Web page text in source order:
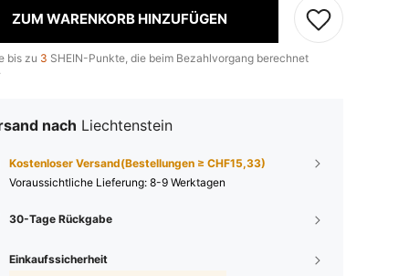
ZUM WARENKORB HINZUFÜGEN
bis zu 3 SHEIN-Punkte, die beim Bezahlvorgang berechnet
nach Liechtenstein
Kostenloser Versand(Bestellungen ≥ CHF15,33)
Voraussichtliche Lieferung: 8-9 Werktagen
30-Tage Rückgabe
Einkaufssicherheit